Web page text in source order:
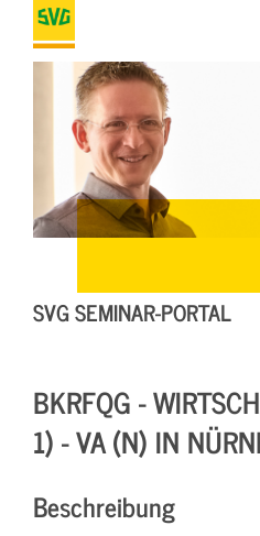
SVG SEMINAR-PORTAL
BKRFQG -
1) - VA (N) IN
Beschreibung